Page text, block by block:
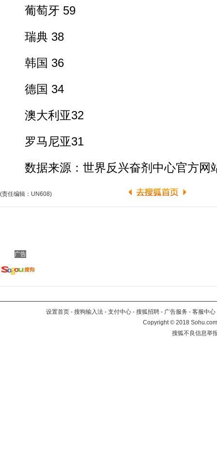
葡萄牙 59
瑞典 38
韩国 36
德国 34
澳大利亚32
罗马尼亚31
数据来源：世界反兴奋剂中心官方网
(责任编辑：UN608)
广告
设置首页 - 搜狗输入法 - 支付中心 - 搜狐招聘 - 广告服务 - 客服中心
Copyright©2018
搜狐不良信息举